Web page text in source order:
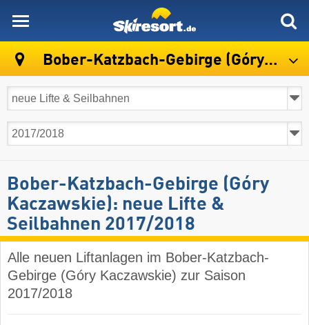
Bober-Katzbach-Gebirge (Góry Kaczawskie)
Bober-Katzbach-Gebirge (Góry
Kaczawskie): neue Lifte &
Seilbahnen 2017/2018
Alle neuen Liftanlagen im Bober-Katzbach-
Gebirge (Góry Kaczawskie) zur Saison
2017/2018